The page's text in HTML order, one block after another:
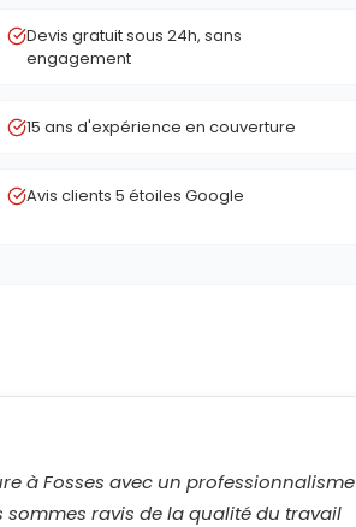
Devis gratuit sous 24h, sans
engagement
15 ans d'expérience en couverture
Avis clients 5 étoiles Google
à Fosses avec un professionnalisme
sommes ravis de la qualité du travail